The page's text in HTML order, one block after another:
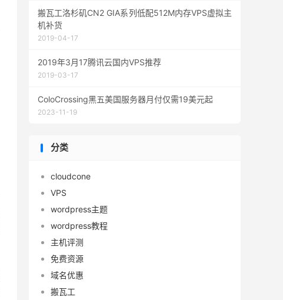
搬瓦工洛杉矶CN2 GIA系列低配512M内存VPS虚拟主
机补货
2019-04-17
2019年3月17腾讯云国内VPS推荐
2019-03-17
ColoCrossing黑五美国服务器月付仅需19美元起
2023-11-19
分类
cloudcone
VPS
wordpress主题
wordpress教程
主机评测
免费资源
域名优惠
搬瓦工